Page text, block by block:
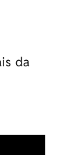
da